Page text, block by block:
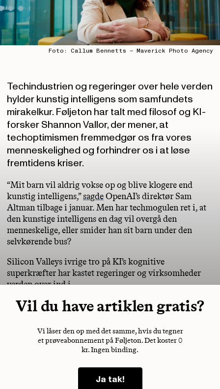
Foto: Callum Bennetts – Maverick Photo Agency
Techindustrien og regeringer over hele verden
hylder kunstig intelligens som samfundets
mirakelkur. Føljeton har talt med filosof og KI-
forsker Shannon Vallor, der mener, at
techoptimismen fremmedgør os fra vores
menneskelighed og forhindrer os i at løse
fremtidens kriser.
“Mit barn vil aldrig vokse op og blive klogere end
kunstig intelligens,”sagdeOpenAI’s direktør Sam
Altman tilbage i januar. Men har techmogulen ret i, at
den kunstige intelligens en dag vil overgå den
menneskelige, eller smider han sit barn under den
selvkørende bus?
Silicon Valleys ivrige tro på KI’s kognitive
superkræfter har kastet regeringer og virksomheder
verden over ind i
Vil du have artiklen gratis?
Vi låser den op med det samme, hvis du tegner
et prøveabonnement på Føljeton. Det koster 0
kr. Ingen binding.
Ja tak!